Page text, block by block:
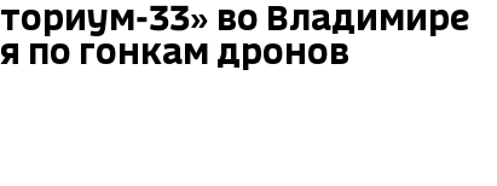
33» во Владимире
по гонкам дронов